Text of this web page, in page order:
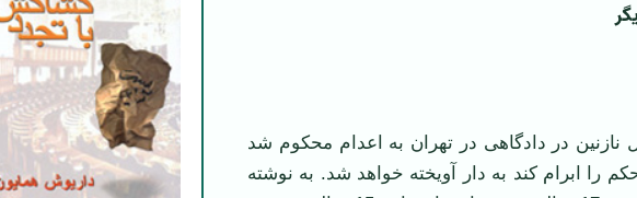
نازنين در دادگاهی در تهران به اعدام محکوم شد
را ابرام کند به دار آويخته خواهد شد. به نوشته